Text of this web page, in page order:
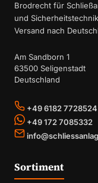
Brodrecht für
und
Versand nach
Am Sandborn 1
63500 Seligenstadt
Deutschland
+49 6182 7728524
+49 172 7085332
Sortiment